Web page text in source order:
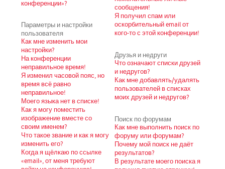
конференции»?
Параметры и настройки
пользователя
Как мне изменить мои
настройки?
На конференции
неправильное время!
Я изменил часовой пояс, но
время всё равно
неправильное!
Моего языка нет в списке!
Как я могу поместить
изображение вместе со
своим именем?
Что такое звание и как я могу
изменить его?
Когда я щёлкаю по ссылке
«email», от меня требуют
сообщения!
Я получил спам или
оскорбительный email от
кого-то с этой конференции!
Друзья и недруги
Что означают списки друзей
и недругов?
Как мне добавлять/удалять
пользователей в списках
моих друзей и недругов?
Поиск по форумам
Как мне выполнить поиск по
форуму или форумам?
Почему мой поиск не даёт
результатов?
В результате моего поиска я